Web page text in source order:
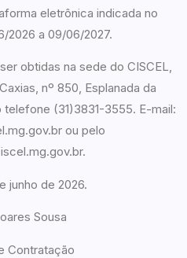
eletrônica indicada no
2026 a 09/06/2027.
obtidas na sede do CISCEL,
nº 850, Esplanada da
(31)3831-3555. E-mail:
ou pelo
junho de 2026.
Sousa
Contratação